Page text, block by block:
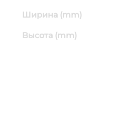
Ширина (mm)
Высота (mm)